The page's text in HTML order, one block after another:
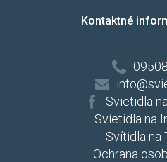
Kontaktné
Svietidla
Svíetidla na
Svítidla na
Ochrana